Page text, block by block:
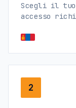
Scegli il tuo
accesso
2